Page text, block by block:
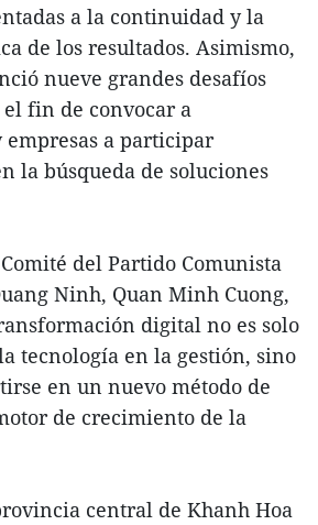
a la continuidad y la
de los resultados. Asimismo,
nueve grandes desafíos
el fin de convocar a
empresas a participar
la búsqueda de soluciones
del Partido Comunista
Ninh, Quan Minh Cuong,
digital no es solo
tecnología en la gestión, sino
en un nuevo método de
de crecimiento de la
central de Khanh Hoa